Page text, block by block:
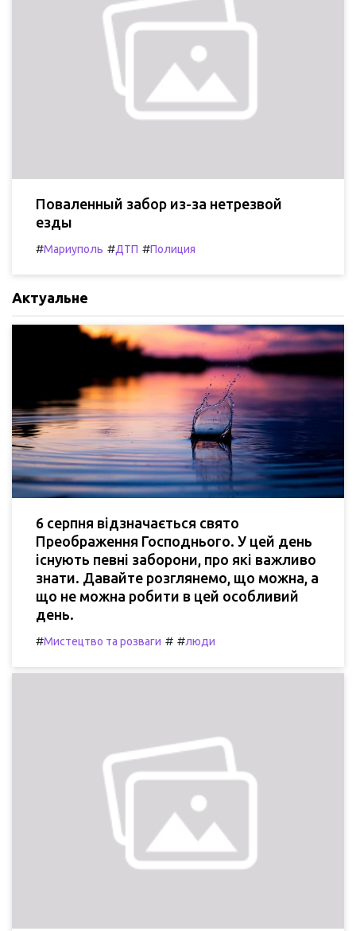
Поваленный забор из-за нетрезвой
езды
#Мариуполь #ДТП #Полиция
Актуальне
6 серпня відзначається свято
Преображення Господнього. У цей день
існують певні заборони, про які важливо
знати. Давайте розглянемо, що можна, а
що не можна робити в цей особливий
день.
#Мистецтво та розваги # #люди